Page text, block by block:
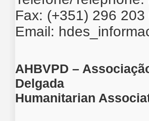
Fax: (+351) 296 203
Email:
AHBVPD –
Delgada
Humanitarian